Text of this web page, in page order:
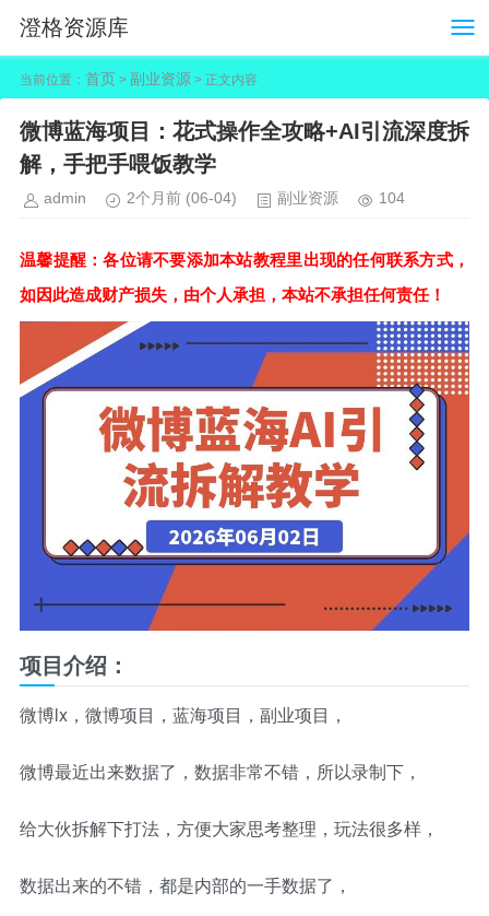
澄格资源库
当前位置： 首页 > 副业资源 > 正文内容
微博蓝海项目：花式操作全攻略+AI引流深度拆
解，手把手喂饭教学
admin 2个月前 (06-04) 副业资源 104
温馨提醒：各位请不要添加本站教程里出现的任何联系方式，
如因此造成财产损失，由个人承担，本站不承担任何责任！
项目介绍：
微博lx，微博项目，蓝海项目，副业项目，
微博最近出来数据了，数据非常不错，所以录制下，
给大伙拆解下打法，方便大家思考整理，玩法很多样，
数据出来的不错，都是内部的一手数据了，